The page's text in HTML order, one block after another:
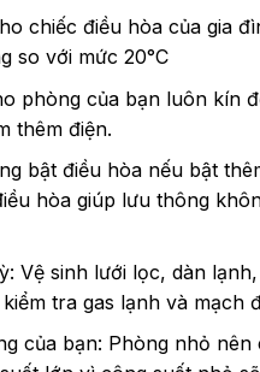
chiếc điều hòa của gia
so với mức 20°C
phòng của bạn luôn kín
thêm điện.
bật điều hòa nếu bật
hòa giúp lưu thông
Vệ sinh lưới lọc, dàn
tra gas lạnh và mạch
của bạn: Phòng nhỏ